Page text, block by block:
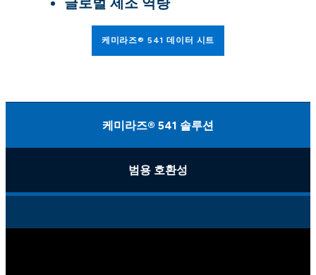
케미라즈® 541 데이터 시트
케미라즈® 541 솔루션
범용 호환성